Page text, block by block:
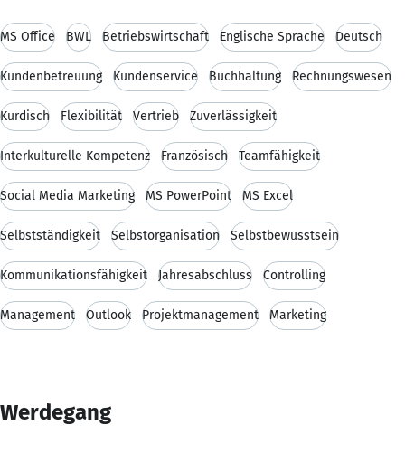
MS Office BWL Betriebswirtschaft Englische Sprache Deutsch
Kundenbetreuung Kundenservice Buchhaltung Rechnungswesen
Kurdisch Flexibilität Vertrieb Zuverlässigkeit
Interkulturelle Kompetenz Französisch Teamfähigkeit
Social Media Marketing MS PowerPoint MS Excel
Selbstständigkeit Selbstorganisation Selbstbewusstsein
Kommunikationsfähigkeit Jahresabschluss Controlling
Management Outlook Projektmanagement Marketing
Werdegang